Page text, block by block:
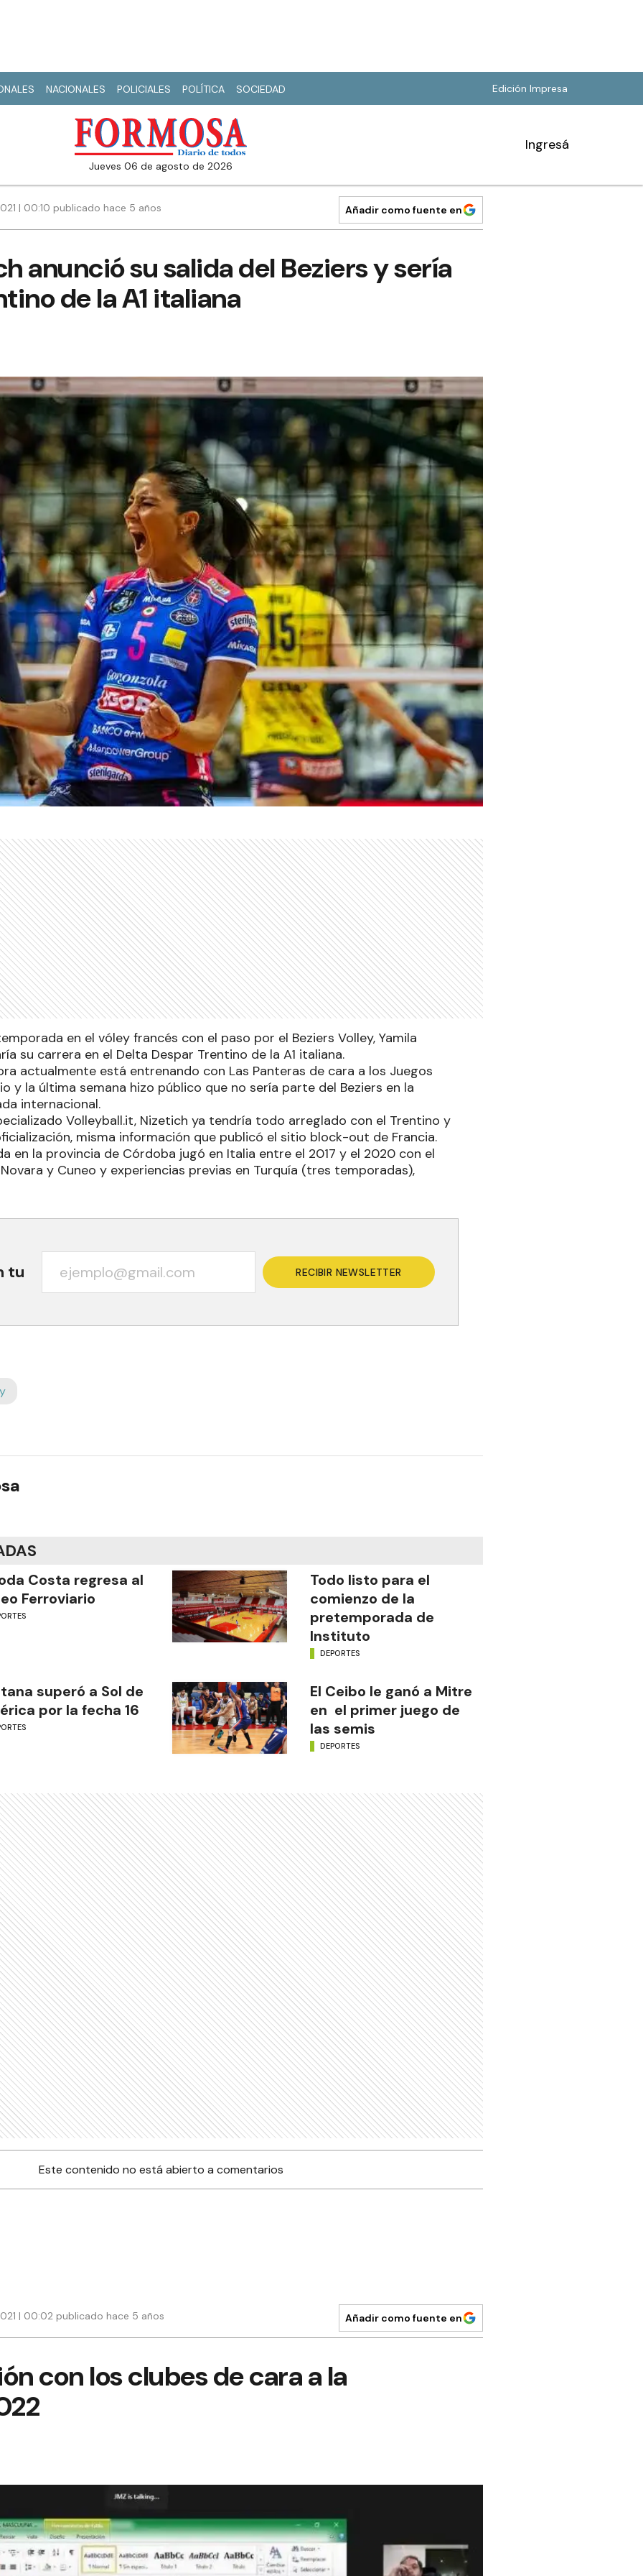
NACIONALES POLICIALES POLÍTICA SOCIEDAD Edición Impresa
jueves 06 de agosto de 2026
Ingresá
| 00:10 publicado hace 5 años Añadir como fuente en
anunció su salida del Beziers y sería
de la A1 italiana
en el vóley francés con el paso por el Beziers Volley, Yamila
su carrera en el Delta Despar Trentino de la A1 italiana.
actualmente está entrenando con Las Panteras de cara a los Juegos
y la última semana hizo público que no sería parte del Beziers en la
internacional.
Volleyball.it, Nizetich ya tendría todo arreglado con el Trentino y
misma información que publicó el sitio block-out de Francia.
en la provincia de Córdoba jugó en Italia entre el 2017 y el 2020 con el
y Cuneo y experiencias previas en Turquía (tres temporadas),
tu RECIBIR NEWSLETTER
Costa regresa al
Ferroviario
Todo listo para el
comienzo de la
pretemporada de
Instituto
DEPORTES
superó a Sol de
por la fecha 16
El Ceibo le ganó a Mitre
en el primer juego de
las semis
DEPORTES
Este contenido no está abierto a comentarios
| 00:02 publicado hace 5 años Añadir como fuente en
con los clubes de cara a la